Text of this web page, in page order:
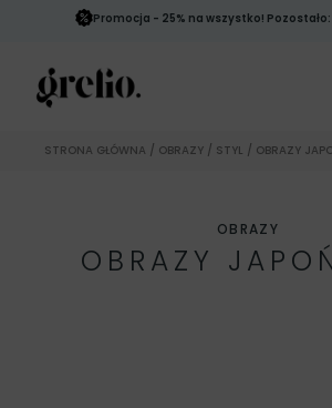
Promocja - 25% na wszystko! Pozostało:
STRONA GŁÓWNA / OBRAZY / STYL / OBRAZY
OBRAZY
OBRAZY